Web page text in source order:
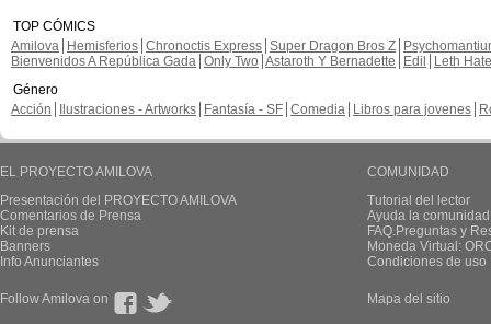
TOP CÓMICS
Amilova
Hemisferios Chronoctis Express Super Dragon Bros Z
Bienvenidos A República Gada Only Two Astaroth Y Bernadette Edil
Leth Hate
Género
Acción
Ilustraciones - Artworks Fantasía - SF Comedia Libros para jovenes
EL PROYECTO AMILOVA
Presentación del PROYECTO AMILOVA
Comentarios de Prensa
Kit de prensa
Banners
Info Anunciantes
COMUNIDAD
Tutorial del lector
Ayuda la
FAQ.Preguntas y
Moneda Virtual:
Condiciones de uso
Follow Amilova on Mapa del sitio